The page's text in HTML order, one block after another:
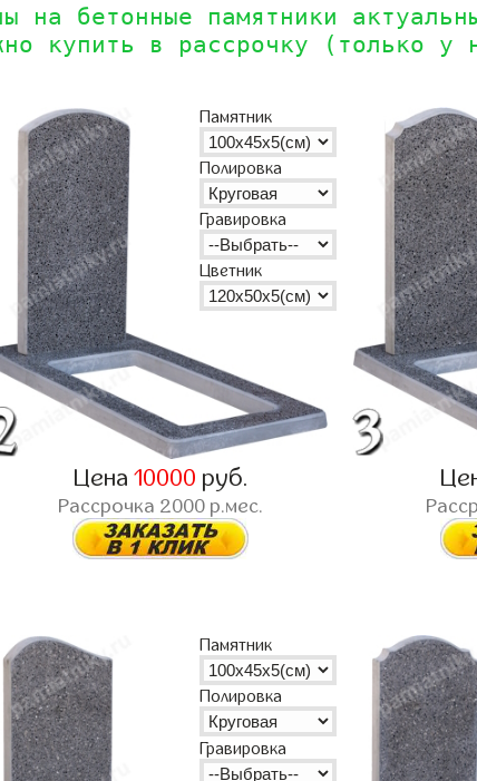
на бетонные памятники
купить в рассрочку (только у
Памятник
Полировка
Гравировка
Цветник
Цена 10000 руб.
Рассрочка 2000 р.мес.
Памятник
Полировка
Гравировка